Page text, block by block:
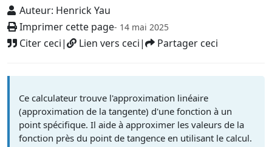
Auteur: Henrick Yau
Imprimer cette page- 14 mai 2025
Citer ceci| Lien vers ceci| Partager ceci
Ce calculateur trouve l'approximation linéaire
(approximation de la tangente) d'une fonction à un
point spécifique. Il aide à approximer les valeurs de la
fonction près du point de tangence en utilisant le calcul.